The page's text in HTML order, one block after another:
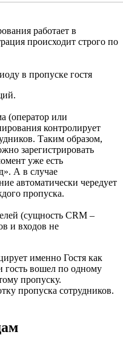
работает в
происходит строго по
в пропуске гостя
(оператор или
контролирует
Таким образом,
зарегистрировать
уже есть
А в случае
автоматически чередует
пропуска.
(сущность CRM –
и входов не
именно Гостя как
гость вошел по одному
пропуску.
пропуска сотрудников.